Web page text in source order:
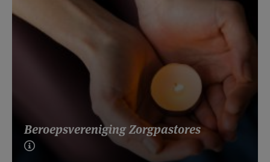
Beroepsvereniging Zorgpastores